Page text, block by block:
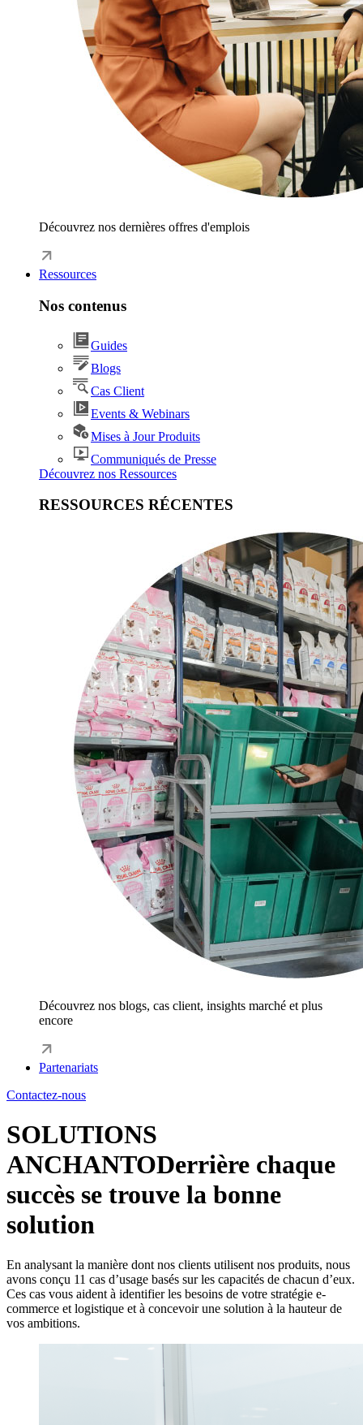
Découvrez nos dernières offres d'emplois
Ressources
Nos contenus
Guides
Blogs
Cas Client
Events & Webinars
Mises à Jour Produits
Communiqués de Presse
Découvrez nos Ressources
RESSOURCES RÉCENTES
Découvrez nos blogs, cas client, insights marché et plus
encore
Partenariats
Contactez-nous
SOLUTIONS
ANCHANTODerrière chaque
succès se trouve la bonne
solution
En analysant la manière dont nos clients utilisent nos produits, nous
avons conçu 11 cas d’usage basés sur les capacités de chacun d’eux.
Ces cas vous aident à identifier les besoins de votre stratégie e-
commerce et logistique et à concevoir une solution à la hauteur de
vos ambitions.